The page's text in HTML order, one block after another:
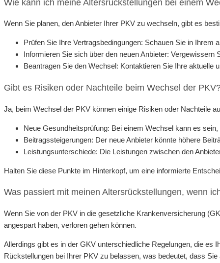
Wie kann ich meine Altersrückstellungen bei einem
Wenn Sie planen, den Anbieter Ihrer PKV zu wechseln, gibt es
Prüfen Sie Ihre Vertragsbedingungen: Schauen Sie in Ihrem
Informieren Sie sich über den neuen Anbieter:
Beantragen Sie den Wechsel: Kontaktieren Sie Ihre aktuelle
Gibt es Risiken oder Nachteile beim Wechsel der
Ja, beim Wechsel der PKV können einige Risiken oder Nachteile
Neue Gesundheitsprüfung: Bei einem Wechsel kann es
Beitragssteigerungen: Der neue Anbieter könnte höhere
Leistungsunterschiede: Die Leistungen zwischen den
Halten Sie diese Punkte im Hinterkopf, um eine informierte
Was passiert mit meinen Altersrückstellungen, wenn
Wenn Sie von der PKV in die gesetzliche Krankenversicherung
angespart haben, verloren gehen können.
Allerdings gibt es in der GKV unterschiedliche Regelungen, die es
Rückstellungen bei Ihrer PKV zu belassen, was bedeutet, dass